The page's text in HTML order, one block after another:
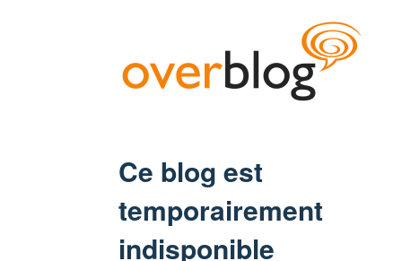
Ce blog est
temporairement
indisponible